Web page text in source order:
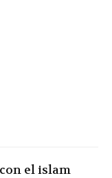
el islam